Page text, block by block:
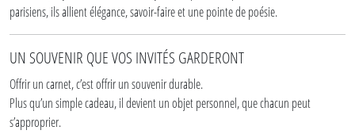
parisiens, ils allient élégance, savoir-faire et une pointe de poésie.
UN SOUVENIR QUE VOS INVITÉS GARDERONT
Offrir un carnet, c’est offrir un souvenir durable.
Plus qu’un simple cadeau, il devient un objet personnel, que chacun peut
s’approprier.